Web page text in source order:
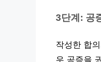
3단계: 공
작성한 합
우 공증을